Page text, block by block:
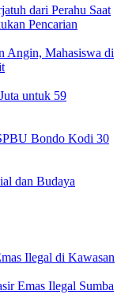
dari Perahu Saat
Pencarian
Angin, Mahasiswa di
untuk 59
Bondo Kodi 30
dan Budaya
Ilegal di Kawasan
Emas Ilegal Sumba